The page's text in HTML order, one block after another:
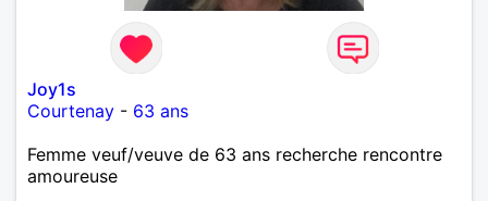
Joy1s
Courtenay - 63 ans
Femme veuf/veuve de 63 ans recherche rencontre
amoureuse